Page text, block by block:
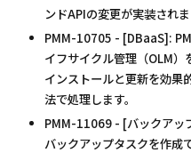
ンドAPIの変更が実装されま
PMM-10705 - [DBaaS]:
イフサイクル管理（OLM）
インストールと更新を効果
法で処理します。
PMM-11069 - [バックアッ
バックアップタスクを作成